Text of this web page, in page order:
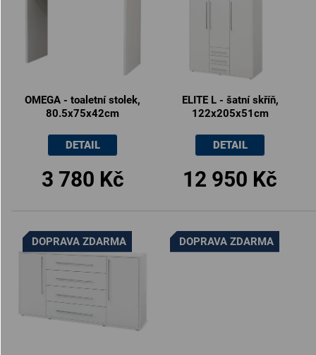
OMEGA - toaletní stolek,
80.5x75x42cm
3 780 Kč
DETAIL
ELITE L - šatní skříň,
122x205x51cm
12 950 Kč
DETAIL
DOPRAVA ZDARMA DOPRAVA ZDARMA